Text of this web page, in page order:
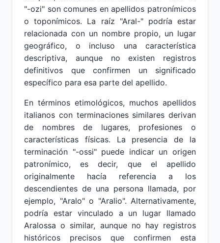
"-ozi" son comunes en apellidos patronímicos
o toponímicos. La raíz "Aral-" podría estar
relacionada con un nombre propio, un lugar
geográfico, o incluso una característica
descriptiva, aunque no existen registros
definitivos que confirmen un significado
específico para esa parte del apellido.
En términos etimológicos, muchos apellidos
italianos con terminaciones similares derivan
de nombres de lugares, profesiones o
características físicas. La presencia de la
terminación "-ossi" puede indicar un origen
patronímico, es decir, que el apellido
originalmente hacía referencia a los
descendientes de una persona llamada, por
ejemplo, "Aralo" o "Aralio". Alternativamente,
podría estar vinculado a un lugar llamado
Aralossa o similar, aunque no hay registros
históricos precisos que confirmen esta